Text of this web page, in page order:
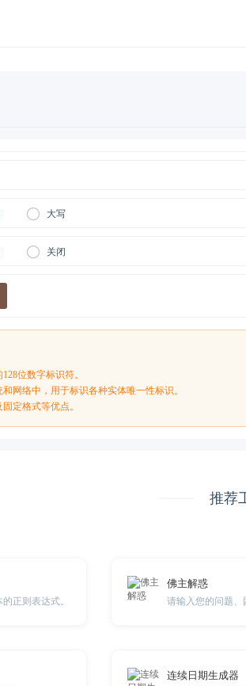
大写
关闭
位数字标识符。
网络中，用于标识各种实体唯一性标识。
定格式等优点。
推荐
正则表达式。
佛主解惑
连续日期生成器